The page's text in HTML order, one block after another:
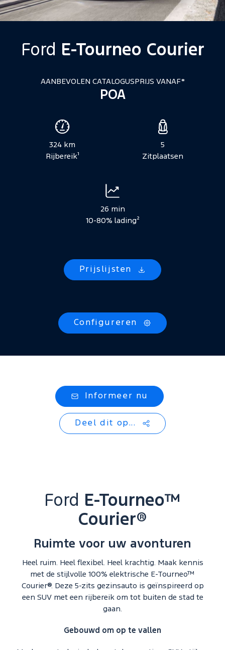
Ford E-Tourneo Courier
AANBEVOLEN CATALOGUSPRIJS VANAF*
POA
Voertuigspecificaties
324 km
Rijbereik¹
5
Zitplaatsen
26 min
10-80% lading²
Prijslijsten
Configureren
Informeer nu
Deel dit op...
Ford E-Tourneo™
Courier®
Ruimte voor uw avonturen
Heel ruim. Heel flexibel. Heel krachtig. Maak kennis
met de stijlvolle 100% elektrische E‑Tourneo™
Courier®. Deze 5-zits gezinsauto is geïnspireerd op
een SUV met een rijbereik om tot buiten de stad te
gaan.
Gebouwd om op te vallen